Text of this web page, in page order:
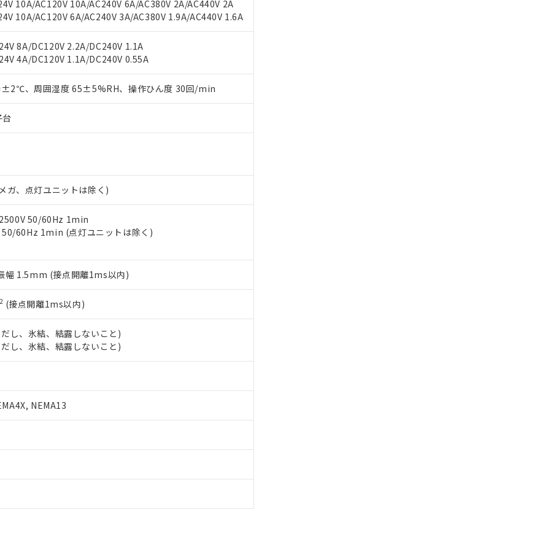
10A/AC120V 10A/AC240V 6A/AC380V 2A/AC440V 2A
10A/AC120V 6A/AC240V 3A/AC380V 1.9A/AC440V 1.6A
8A/DC120V 2.2A/DC240V 1.1A
4A/DC120V 1.1A/DC240V 0.55A
、周囲湿度 65±5%RH、操作ひん度 30回/min
台
ガ、点灯ユニットは除く)
50/60Hz 1min
50/60Hz 1min (点灯ユニットは除く)
幅 1.5mm (接点開離1ms以内)
2 (接点開離1ms以内)
し、氷結、結露しないこと)
し、氷結、結露しないこと)
NEMA13
ブサイト上で当社にご登録された部品リストについて、当社および当社の共同利用者
・サービスに関するお客様との取引・商談に必要な範囲で利用することをご了承くだ
用者とは、"個人情報の共同利用に関して"
ます。
ダウンロード
をダウンロードすることができます。
質）の非含有証明書
書（当社基準）
点で非含有を証明するもので、過去に遡って非含有を証明するものではありません。
フタル酸エステル類４物質の対応では、対応完了までの期間は出荷製品に未対応品が
への在庫切替を完了していることから、特段のことがない限り、2022年1月12日よ
。
。当社販売部門へお問い合わせください。
合意する キャンセル